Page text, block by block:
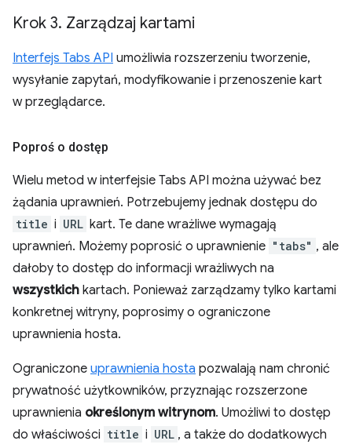
Krok 3. Zarządzaj kartami
Interfejs Tabs API umożliwia rozszerzeniu tworzenie,
wysyłanie zapytań, modyfikowanie i przenoszenie kart
w przeglądarce.
Poproś o dostęp
Wielu metod w interfejsie Tabs API można używać bez
żądania uprawnień. Potrzebujemy jednak dostępu do
title i URL kart. Te dane wrażliwe wymagają
uprawnień. Możemy poprosić o uprawnienie "tabs" , ale
dałoby to dostęp do informacji wrażliwych na
wszystkich kartach. Ponieważ zarządzamy tylko kartami
konkretnej witryny, poprosimy o ograniczone
uprawnienia hosta.
Ograniczone uprawnienia hosta pozwalają nam chronić
prywatność użytkowników, przyznając rozszerzone
uprawnienia określonym witrynom. Umożliwi to dostęp
do właściwości title i URL , a także do dodatkowych